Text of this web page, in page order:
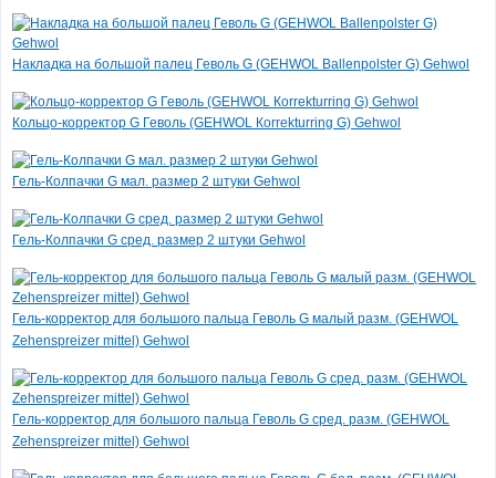
Накладка на большой палец Геволь G (GEHWOL Ballenpolster G) Gehwol
Кольцо-корректор G Геволь (GEHWOL Кorrekturring G) Gehwol
Гель-Колпачки G мал. размер 2 штуки Gehwol
Гель-Колпачки G сред. размер 2 штуки Gehwol
Гель-корректор для большого пальца Геволь G малый разм. (GEHWOL
Zehenspreizer mittel) Gehwol
Гель-корректор для большого пальца Геволь G сред. разм. (GEHWOL
Zehenspreizer mittel) Gehwol